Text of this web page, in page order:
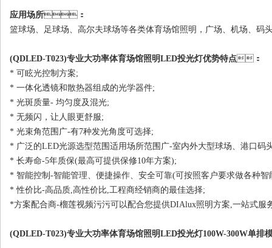
应用场所：
篮球场、足球场、高尔夫球场等各类体育场馆照明，广场、机场、码
(QDLED-T023)专业大功率体育场馆照明LED投光灯优势特点：
* 可眩光控制方案;
* 一体化透镜和散热器组成的光学器件;
* 光斑质量- 均匀度及混光;
* 无频闪，让人眼更舒服;
* 光束角范围广-有7种发光角度可选择;
* 广泛的LED光源选型范围适用场所范围广-室内外大型球场、港口码头，
* 长寿命-5年质保(最高可提供保修10年方案);
* 智能控制-智能管理、便捷操作、安全可靠(可按照客户要求做各种
* 性价比-高品质,高性价比,工程商经销商的最佳选择;
*方案配合商-榴莲视频污污可以配合您提供DIAlux照明方案,一站式服
(QDLED-T023)专业大功率体育场馆照明LED投光灯100W-300W单排模